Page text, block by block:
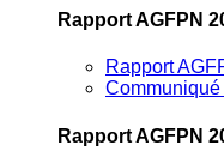
Rapport AGFPN
Rapport
Rapport AGFPN